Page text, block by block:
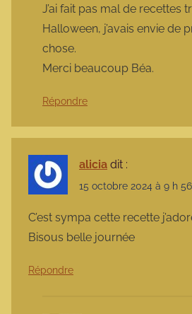
J’ai fait pas mal de recettes
Halloween, j’avais envie de
chose.
Merci beaucoup Béa.
Répondre
alicia dit :
15 octobre 2024 à 9 h
C’est sympa cette recette
Bisous belle journée
Répondre